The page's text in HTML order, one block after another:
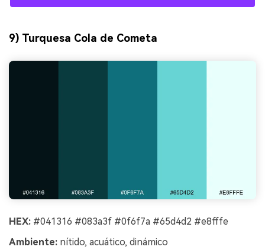
9) Turquesa Cola de Cometa
HEX: #041316 #083a3f #0f6f7a #65d4d2 #e8fffe
Ambiente: nítido, acuático, dinámico